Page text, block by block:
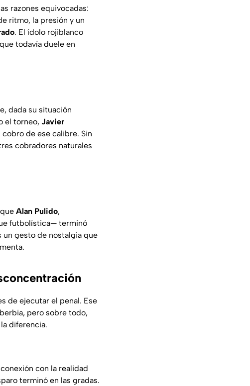
razones equivocadas:
ritmo, la presión y un
. El ídolo rojiblanco
todavía duele en
dada su situación
el torneo, Javier
de ese calibre. Sin
cobradores naturales
Alan Pulido,
futbolística— terminó
un gesto de nostalgia que
de ejecutar el penal. Ese
pero sobre todo,
diferencia.
con la realidad
terminó en las gradas.